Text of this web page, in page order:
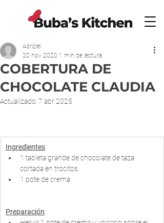
COBERTURA DE
CHOCOLATE CLAUDIA
Adrizlei
20 nov 2020 1 min de lectura
Actualizado:7 abr 2025
Ingredientes:
1 tableta grande de chocolate de taza
cortada en trocitos
1 pote de crema
Preparación: